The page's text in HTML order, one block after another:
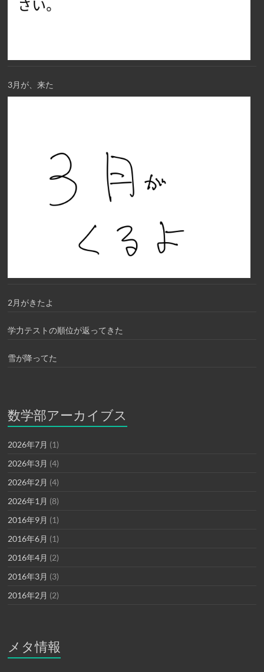
3月が、来た
2月がきたよ
学力テストの順位が返ってきた
雪が降ってた
数学部アーカイブス
2026年7月 (1)
2026年3月 (4)
2026年2月 (4)
2026年1月 (8)
2016年9月 (1)
2016年6月 (1)
2016年4月 (2)
2016年3月 (3)
2016年2月 (2)
メタ情報